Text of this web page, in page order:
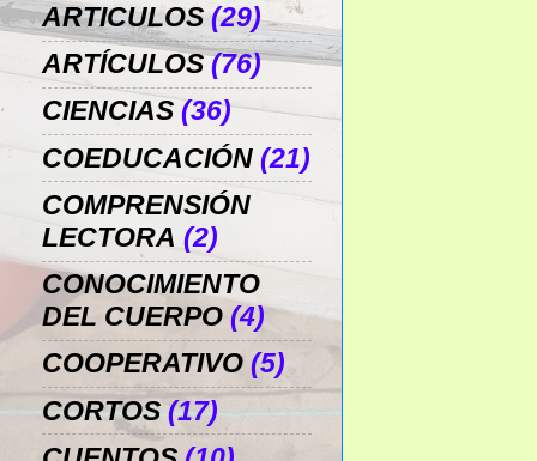
ARTICULOS (29)
ARTÍCULOS (76)
CIENCIAS (36)
COEDUCACIÓN (21)
COMPRENSIÓN
LECTORA (2)
CONOCIMIENTO
DEL CUERPO (4)
COOPERATIVO (5)
CORTOS (17)